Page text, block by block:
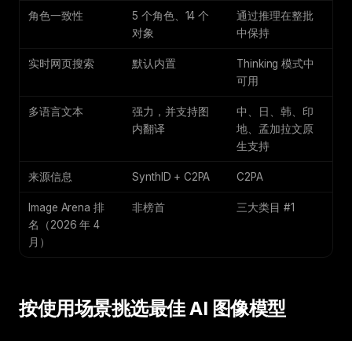
角色一致性
5 个角色、14 个
对象
通过推理在整批
中保持
实时网页搜索 默认内置
Thinking 模式中
可用
多语言文本
强力，并支持图
内翻译
中、日、韩、印
地、孟加拉文原
生支持
来源信息 SynthID + C2PA C2PA
Image Arena 排
名（2026 年 4
月）
非榜首 三大类目 #1
按使用场景挑选最佳 AI 图像模型